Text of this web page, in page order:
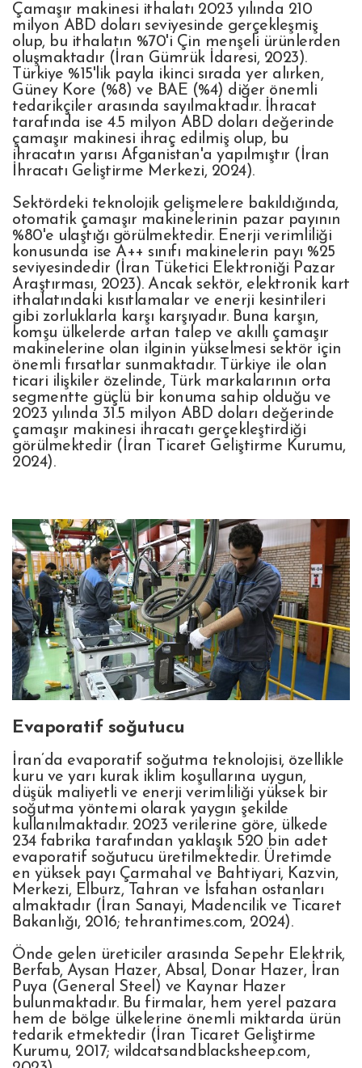
Çamaşır makinesi ithalatı 2023 yılında 210
milyon ABD doları seviyesinde gerçekleşmiş
olup, bu ithalatın %70'i Çin menşeli ürünlerden
oluşmaktadır (İran Gümrük İdaresi, 2023).
Türkiye %15'lik payla ikinci sırada yer alırken,
Güney Kore (%8) ve BAE (%4) diğer önemli
tedarikçiler arasında sayılmaktadır. İhracat
tarafında ise 4.5 milyon ABD doları değerinde
çamaşır makinesi ihraç edilmiş olup, bu
ihracatın yarısı Afganistan'a yapılmıştır (İran
İhracatı Geliştirme Merkezi, 2024).
Sektördeki teknolojik gelişmelere bakıldığında,
otomatik çamaşır makinelerinin pazar payının
%80'e ulaştığı görülmektedir. Enerji verimliliği
konusunda ise A++ sınıfı makinelerin payı %25
seviyesindedir (İran Tüketici Elektroniği Pazar
Araştırması, 2023). Ancak sektör, elektronik kart
ithalatındaki kısıtlamalar ve enerji kesintileri
gibi zorluklarla karşı karşıyadır. Buna karşın,
komşu ülkelerde artan talep ve akıllı çamaşır
makinelerine olan ilginin yükselmesi sektör için
önemli fırsatlar sunmaktadır. Türkiye ile olan
ticari ilişkiler özelinde, Türk markalarının orta
segmentte güçlü bir konuma sahip olduğu ve
2023 yılında 31.5 milyon ABD doları değerinde
çamaşır makinesi ihracatı gerçekleştirdiği
görülmektedir (İran Ticaret Geliştirme Kurumu,
2024).
Evaporatif soğutucu
İran’da evaporatif soğutma teknolojisi, özellikle
kuru ve yarı kurak iklim koşullarına uygun,
düşük maliyetli ve enerji verimliliği yüksek bir
soğutma yöntemi olarak yaygın şekilde
kullanılmaktadır. 2023 verilerine göre, ülkede
234 fabrika tarafından yaklaşık 520 bin adet
evaporatif soğutucu üretilmektedir. Üretimde
en yüksek payı Çarmahal ve Bahtiyari, Kazvin,
Merkezi, Elburz, Tahran ve İsfahan ostanları
almaktadır (İran Sanayi, Madencilik ve Ticaret
Bakanlığı, 2016; tehrantimes.com, 2024).
Önde gelen üreticiler arasında Sepehr Elektrik,
Berfab, Aysan Hazer, Absal, Donar Hazer, İran
Puya (General Steel) ve Kaynar Hazer
bulunmaktadır. Bu firmalar, hem yerel pazara
hem de bölge ülkelerine önemli miktarda ürün
tedarik etmektedir (İran Ticaret Geliştirme
Kurumu, 2017; wildcatsandblacksheep.com,